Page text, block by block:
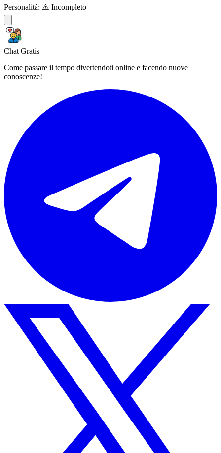
Personalità: ⚠️ Incompleto
Chat Gratis
Come passare il tempo divertendoti online e facendo nuove
conoscenze!